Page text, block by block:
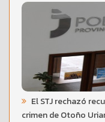
El STJ rechazó
crimen de Otoño